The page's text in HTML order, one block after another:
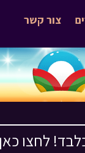
צור קשר
לחצו